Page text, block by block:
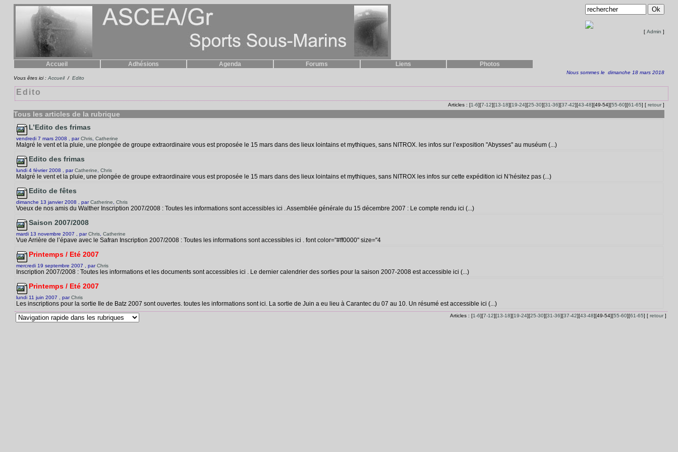
[Admin ]
Accueil Adhésions Agenda Forums Liens Photos
Nous sommes le dimanche 18 mars 2018
Vous êtes ici : Accueil/ Edito
Edito
Articles : [1-6][7-12][13-18][19-24][25-30][31-36][37-42][43-48][49-54][55-60][61-65] [retour ]
Tous les articles de la rubrique
L’Edito des frimas
vendredi 7 mars 2008 , parChris, Catherine
Malgré le vent et la pluie, une plongée de groupe extraordinaire vous est proposée le 15 mars dans des lieux lointains et mythiques, sans NITROX. les infos sur l’exposition "Abysses" au muséum (...)
Edito des frimas
lundi 4 février 2008 , parCatherine Chris
Malgré le vent et la pluie, une plongée de groupe extraordinaire vous est proposée le 15 mars dans des lieux lointains et mythiques, sans NITROX les infos sur cette expédition ici N’hésitez pas (...)
Edito de fêtes
dimanche 13 janvier 2008 , parCatherine Chris
Voeux de nos amis du Walther Inscription 2007/2008 : Toutes les informations sont accessibles ici . Assemblée générale du 15 décembre 2007 : Le compte rendu ici (...)
Saison 2007/2008
mardi 13 novembre 2007 , parChris, Catherine
Vue Arrière de l’épave avec le Safran Inscription 2007/2008 : Toutes les informations sont accessibles ici . font color="#ff0000" size="4
Printemps / Eté 2007
mercredi 19 septembre 2007 , parChris
Inscription 2007/2008 : Toutes les informations et les documents sont accessibles ici . Le dernier calendrier des sorties pour la saison 2007-2008 est accessible ici (...)
Printemps / Eté 2007
lundi 11 juin 2007 , parChris
Les inscriptions pour la sortie Ile de Batz 2007 sont ouvertes. toutes les informations sont ici. La sortie de Juin a eu lieu à Carantec du 07 au 10. Un résumé est accessible ici (...)
Articles : [1-6][7-12][13-18][19-24][25-30][31-36][37-42][43-48][49-54][55-60][61-65] [retour ]